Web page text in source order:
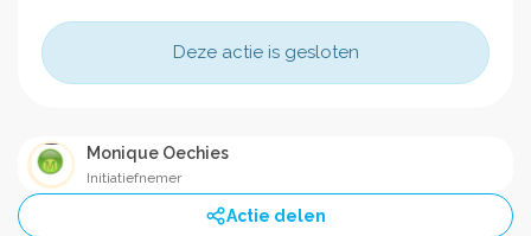
Deze actie is gesloten
Monique Oechies
Initiatiefnemer
Actie delen